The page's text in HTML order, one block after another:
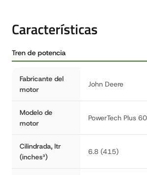
Características
Tren de potencia
Fabricante del
motor
John Deere
Modelo de
motor
PowerTech Plus
Cilindrada, ltr
(inches³)
6.8 (415)